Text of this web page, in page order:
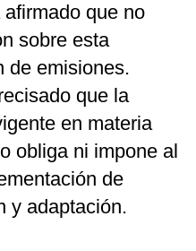
afirmado que no
sobre esta
de emisiones.
que la
en materia
obliga ni impone al
de
y adaptación.